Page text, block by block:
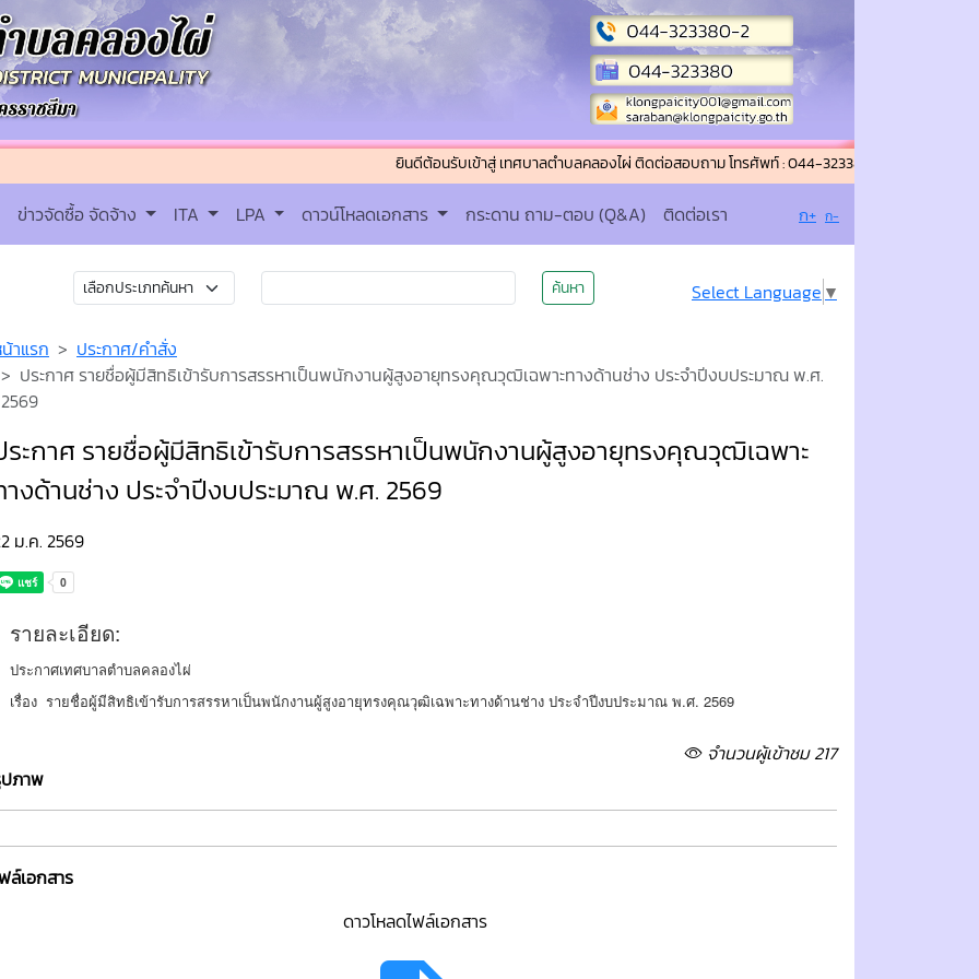
ยินดีต้อนรับเข้าสู่ เทศบาลตำบลคลองไผ่ ติดต่อสอบถาม โทรศัพท์ : 044-323380-2 โทรสาร (แฟกซ์) : 044-
ข่าวจัดซื้อ จัดจ้าง ITA LPA ดาวน์โหลดเอกสาร กระดาน ถาม-ตอบ (Q&A) ติดต่อเรา ก+ ก-
ค้นหา Select Language ▼
าแรก
ประกาศ/คำสั่ง
ประกาศ รายชื่อผู้มีสิทธิเข้ารับการสรรหาเป็นพนักงานผู้สูงอายุทรงคุณวุฒิเฉพาะทางด้านช่าง ประจำปีงบประมาณ พ.ศ.
2569
ะกาศ รายชื่อผู้มีสิทธิเข้ารับการสรรหาเป็นพนักงานผู้สูงอายุทรงคุณวุฒิเฉพาะ
งด้านช่าง ประจำปีงบประมาณ พ.ศ. 2569
ม.ค. 2569
รายละเอียด:
ประกาศเทศบาลตำบลคลองไผ่
เรื่อง รายชื่อผู้มีสิทธิเข้ารับการสรรหาเป็นพนักงานผู้สูงอายุทรงคุณวุฒิเฉพาะทางด้านช่าง ประจำปีงบประมาณ พ.ศ. 2569
จำนวนผู้เข้าชม 217
ภาพ
ล์เอกสาร
ดาวโหลดไฟล์เอกสาร